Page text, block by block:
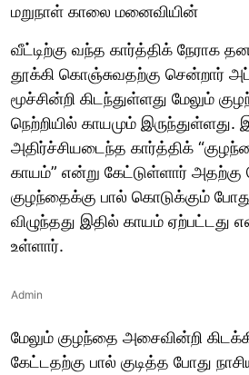
மறுநாள் காலை மனைவியின்
வீட்டிற்கு வந்த கார்த்திக் நேராக
தூக்கி கொஞ்சுவதற்கு சென்றார்
மூச்சின்றி கிடந்துள்ளது மேலும்
நெற்றியில் காயமும்
அதிர்ச்சியடைந்த கார்த்திக்
காயம்” என்று கேட்டுள்ளார் அதற்கு
குழந்தைக்கு பால் கொடுக்கும்
விழுந்தது இதில் காயம் ஏற்பட்டது
உள்ளார்.
Admin
மேலும் குழந்தை அசைவின்றி
கேட்டதற்கு பால் குடித்த போது